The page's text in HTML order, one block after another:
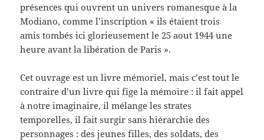
présences qui ouvrent un univers romanesque à la
Modiano, comme l’inscription « ils étaient trois
amis tombés ici glorieusement le 25 aout 1944 une
heure avant la libération de Paris ».
Cet ouvrage est un livre mémoriel, mais c’est tout le
contraire d’un livre qui fige la mémoire : il fait appel
à notre imaginaire, il mélange les strates
temporelles, il fait surgir sans hiérarchie des
personnages : des jeunes filles, des soldats, des